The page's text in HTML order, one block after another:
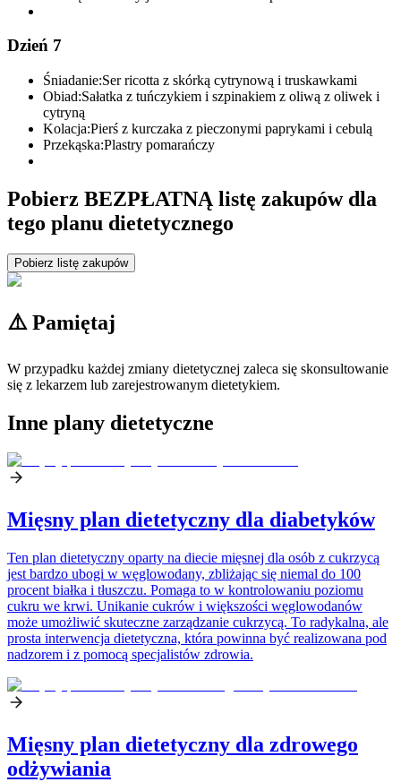
Dzień 7
Śniadanie:Ser ricotta z skórką cytrynową i truskawkami
Obiad:Sałatka z tuńczykiem i szpinakiem z oliwą z oliwek i
cytryną
Kolacja:Pierś z kurczaka z pieczonymi paprykami i cebulą
Przekąska:Plastry pomarańczy
Pobierz BEZPŁATNĄ listę zakupów dla
tego planu dietetycznego
Pobierz listę zakupów
⚠️ Pamiętaj
W przypadku każdej zmiany dietetycznej zaleca się skonsultowanie
się z lekarzem lub zarejestrowanym dietetykiem.
Inne plany dietetyczne
Mięsny plan dietetyczny dla diabetyków
Ten plan dietetyczny oparty na diecie mięsnej dla osób z cukrzycą
jest bardzo ubogi w węglowodany, zbliżając się niemal do 100
procent białka i tłuszczu. Pomaga to w kontrolowaniu poziomu
cukru we krwi. Unikanie cukrów i większości węglowodanów
może umożliwić skuteczne zarządzanie cukrzycą. To radykalna, ale
prosta interwencja dietetyczna, która powinna być realizowana pod
nadzorem i z pomocą specjalistów zdrowia.
Mięsny plan dietetyczny dla zdrowego
odżywiania